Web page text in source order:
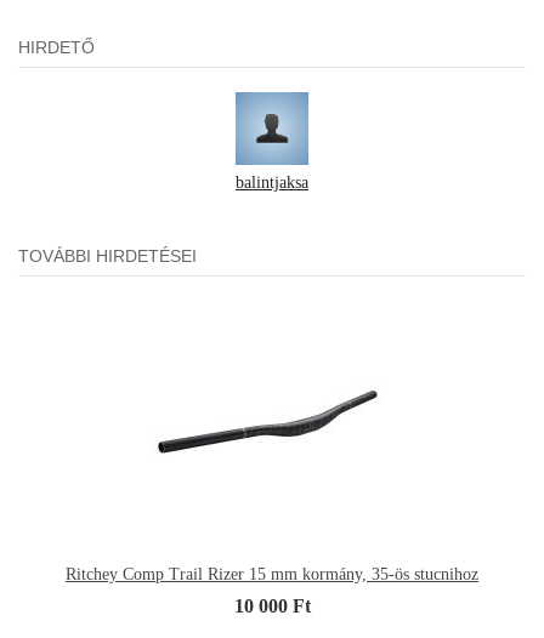
HIRDETŐ
balintjaksa
TOVÁBBI HIRDETÉSEI
Ritchey Comp Trail Rizer 15 mm kormány, 35-ös stucnihoz
10 000 Ft